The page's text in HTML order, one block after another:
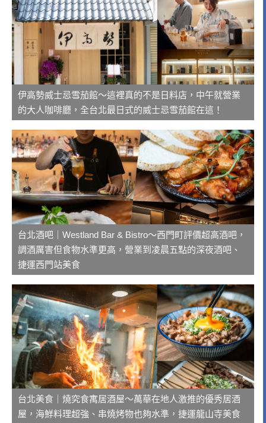
伊高勢威士忌雪茄館～這裡真的不是日料店，中午就營業
的大人咖啡廳，全台北最日式的威士忌雪茄館在這！
台北酒吧｜Westland Bar & Bistro～西門町評價超高酒吧，
調酒厲害但食物水準更高，營業到凌晨五點的深夜酒吧、
捷運西門站美食
台北美食｜燒究食寓居酒屋～萬華在地人激推的優秀居酒
屋，海鮮料理超強、串燒烤物也夠水準，捷運龍山寺美食